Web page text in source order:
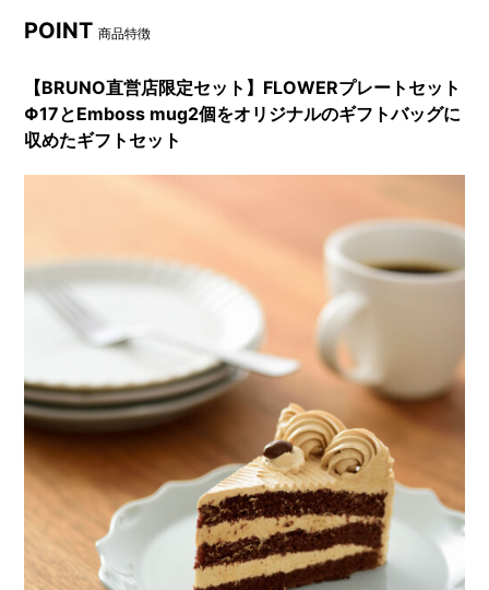
POINT商品特徴
【BRUNO直営店限定セット】FLOWERプレートセット
Φ17とEmboss mug2個をオリジナルのギフトバッグに
収めたギフトセット